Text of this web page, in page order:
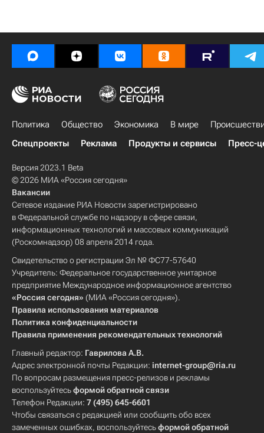
Политика Общество Экономика В мире
Спецпроекты
Реклама Продукты и сервисы Пресс-
Версия 2023.1 Beta
© 2026 МИА «Россия сегодня»
Вакансии
Сетевое издание РИА Новости зарегистрировано
в Федеральной службе по надзору в сфере связи,
информационных технологий и массовых коммуникаций
(Роскомнадзор) 08 апреля 2014 года.
Свидетельство о регистрации Эл № ФС77-57640
Учредитель: Федеральное государственное унитарное
предприятие Международное информационное агентство
«Россия сегодня» (МИА «Россия сегодня»).
Правила использования материалов
Политика конфиденциальности
Правила применения рекомендательных технологий
Главный редактор: Гаврилова А.В.
Адрес электронной почты Редакции: internet-group@ria.ru
По вопросам размещения пресс-релизов и рекламы
воспользуйтесьформой обратной связи
Телефон Редакции: 7 (495) 645-6601
Чтобы связаться с редакцией или сообщить обо всех
замеченных ошибках, воспользуйтесьформой обратной